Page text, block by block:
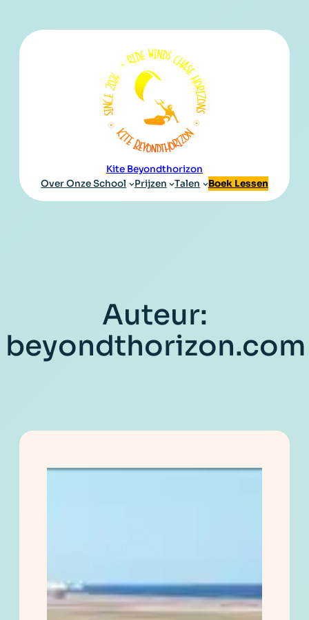
Kite Beyondthorizon
Over Onze School
Prijzen Talen Boek Lessen
Auteur:
beyondthorizon.com